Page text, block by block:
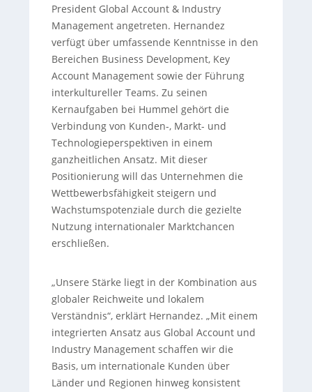
President Global Account & Industry
Management angetreten. Hernandez
verfügt über umfassende Kenntnisse in den
Bereichen Business Development, Key
Account Management sowie der Führung
interkultureller Teams. Zu seinen
Kernaufgaben bei Hummel gehört die
Verbindung von Kunden-, Markt- und
Technologieperspektiven in einem
ganzheitlichen Ansatz. Mit dieser
Positionierung will das Unternehmen die
Wettbewerbsfähigkeit steigern und
Wachstumspotenziale durch die gezielte
Nutzung internationaler Marktchancen
erschließen.
„Unsere Stärke liegt in der Kombination aus
globaler Reichweite und lokalem
Verständnis“, erklärt Hernandez. „Mit einem
integrierten Ansatz aus Global Account und
Industry Management schaffen wir die
Basis, um internationale Kunden über
Länder und Regionen hinweg konsistent